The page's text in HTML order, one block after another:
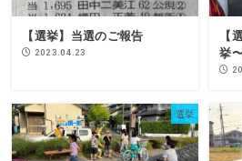
【選挙】当選のご報告
2023.04.23
【
挙
選挙